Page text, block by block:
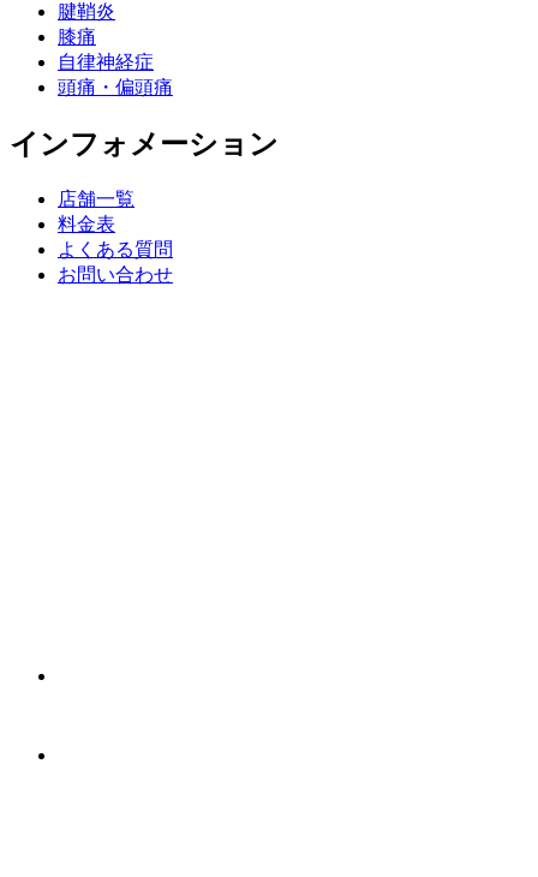
腱鞘炎
膝痛
自律神経症
頭痛・偏頭痛
インフォメーション
店舗一覧
料金表
よくある質問
お問い合わせ